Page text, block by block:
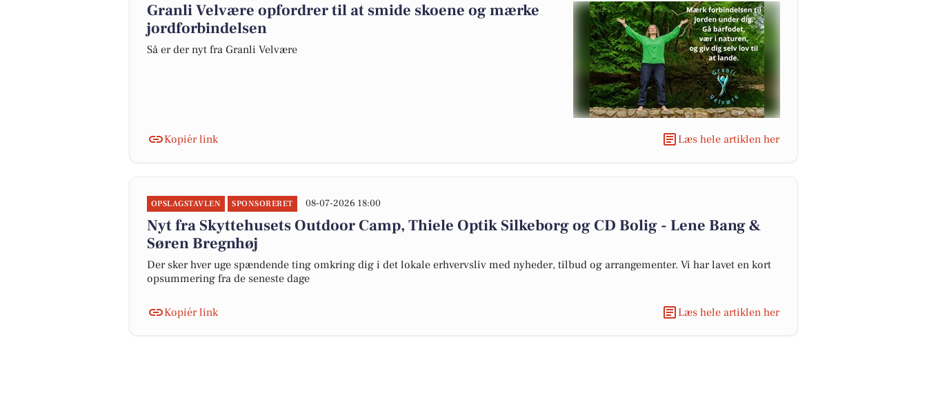
Granli Velvære opfordrer til at smide skoene og mærke
jordforbindelsen
Så er der nyt fra Granli Velvære
Kopiér link Læs hele artiklen her
OPSLAGSTAVLEN SPONSORERET 08-07-2026 18:00
Nyt fra Skyttehusets Outdoor Camp, Thiele Optik Silkeborg og CD Bolig - Lene Bang &
Søren Bregnhøj
Der sker hver uge spændende ting omkring dig i det lokale erhvervsliv med nyheder, tilbud og arrangementer. Vi har lavet en kort
opsummering fra de seneste dage
Kopiér link Læs hele artiklen her